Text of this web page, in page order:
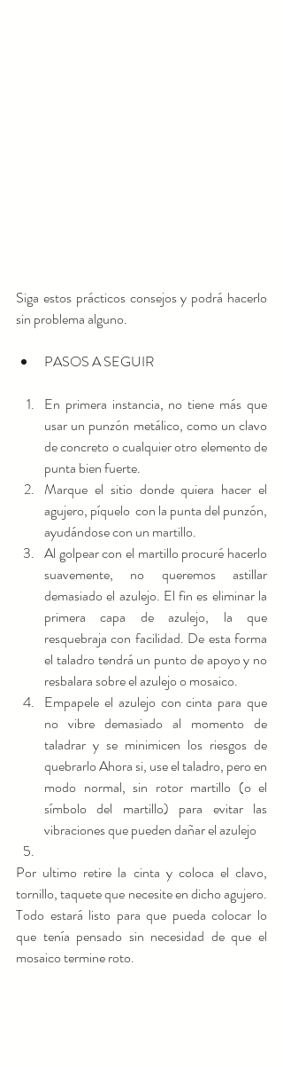
Siga estos prácticos consejos y podrá hacerlo
sin problema alguno.
PASOS A SEGUIR
En primera instancia, no tiene más que
usar un punzón metálico, como un clavo
de concreto o cualquier otro elemento de
punta bien fuerte.
Marque el sitio donde quiera hacer el
agujero, píquelo  con la punta del punzón,
ayudándose con un martillo.
Al golpear con el martillo procuré hacerlo
suavemente, no queremos astillar
demasiado el azulejo. El fin es eliminar la
primera capa de azulejo, la que
resquebraja con facilidad. De esta forma
el taladro tendrá un punto de apoyo y no
resbalara sobre el azulejo o mosaico.
Empapele el azulejo con cinta para que
no vibre demasiado al momento de
taladrar y se minimicen los riesgos de
quebrarlo Ahora si, use el taladro, pero en
modo normal, sin rotor martillo (o el
símbolo del martillo) para evitar las
vibraciones que pueden dañar el azulejo
Por ultimo retire la cinta y coloca el clavo,
tornillo, taquete que necesite en dicho agujero.
Todo estará listo para que pueda colocar lo
que tenía pensado sin necesidad de que el
mosaico termine roto.